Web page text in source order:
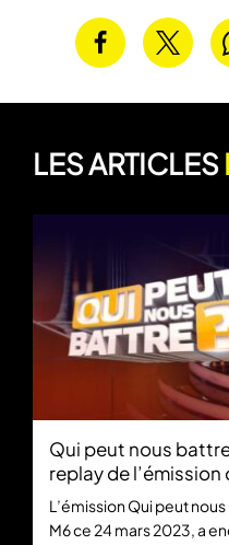
LES ARTICLES
Qui peut nous
replay de
L’émission Qui peut
M6 ce 24 mars 2023, a